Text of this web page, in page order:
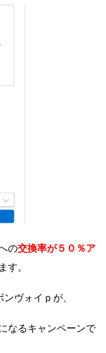
の交換率が５０％ア
す。
ヴォイｐが、
なるキャンペーンで